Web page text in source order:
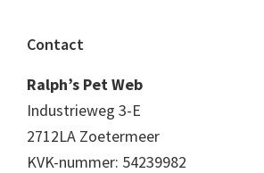
Footer
Contact
Ralph’s Pet Web
Industrieweg 3-E
2712LA Zoetermeer
KVK-nummer: 54239982